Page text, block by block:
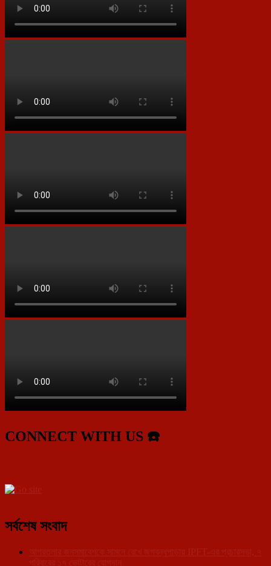
CONNECT WITH US ☎️
সর্বশেষ সংবাদ
আগরতলার জনসমাবেশকে সামনে রেখে জগবন্ধুপাড়ায় IPFT-এর প্রচারসভা, ৭
পরিবারের ১৭ ভোটারের যোগদান